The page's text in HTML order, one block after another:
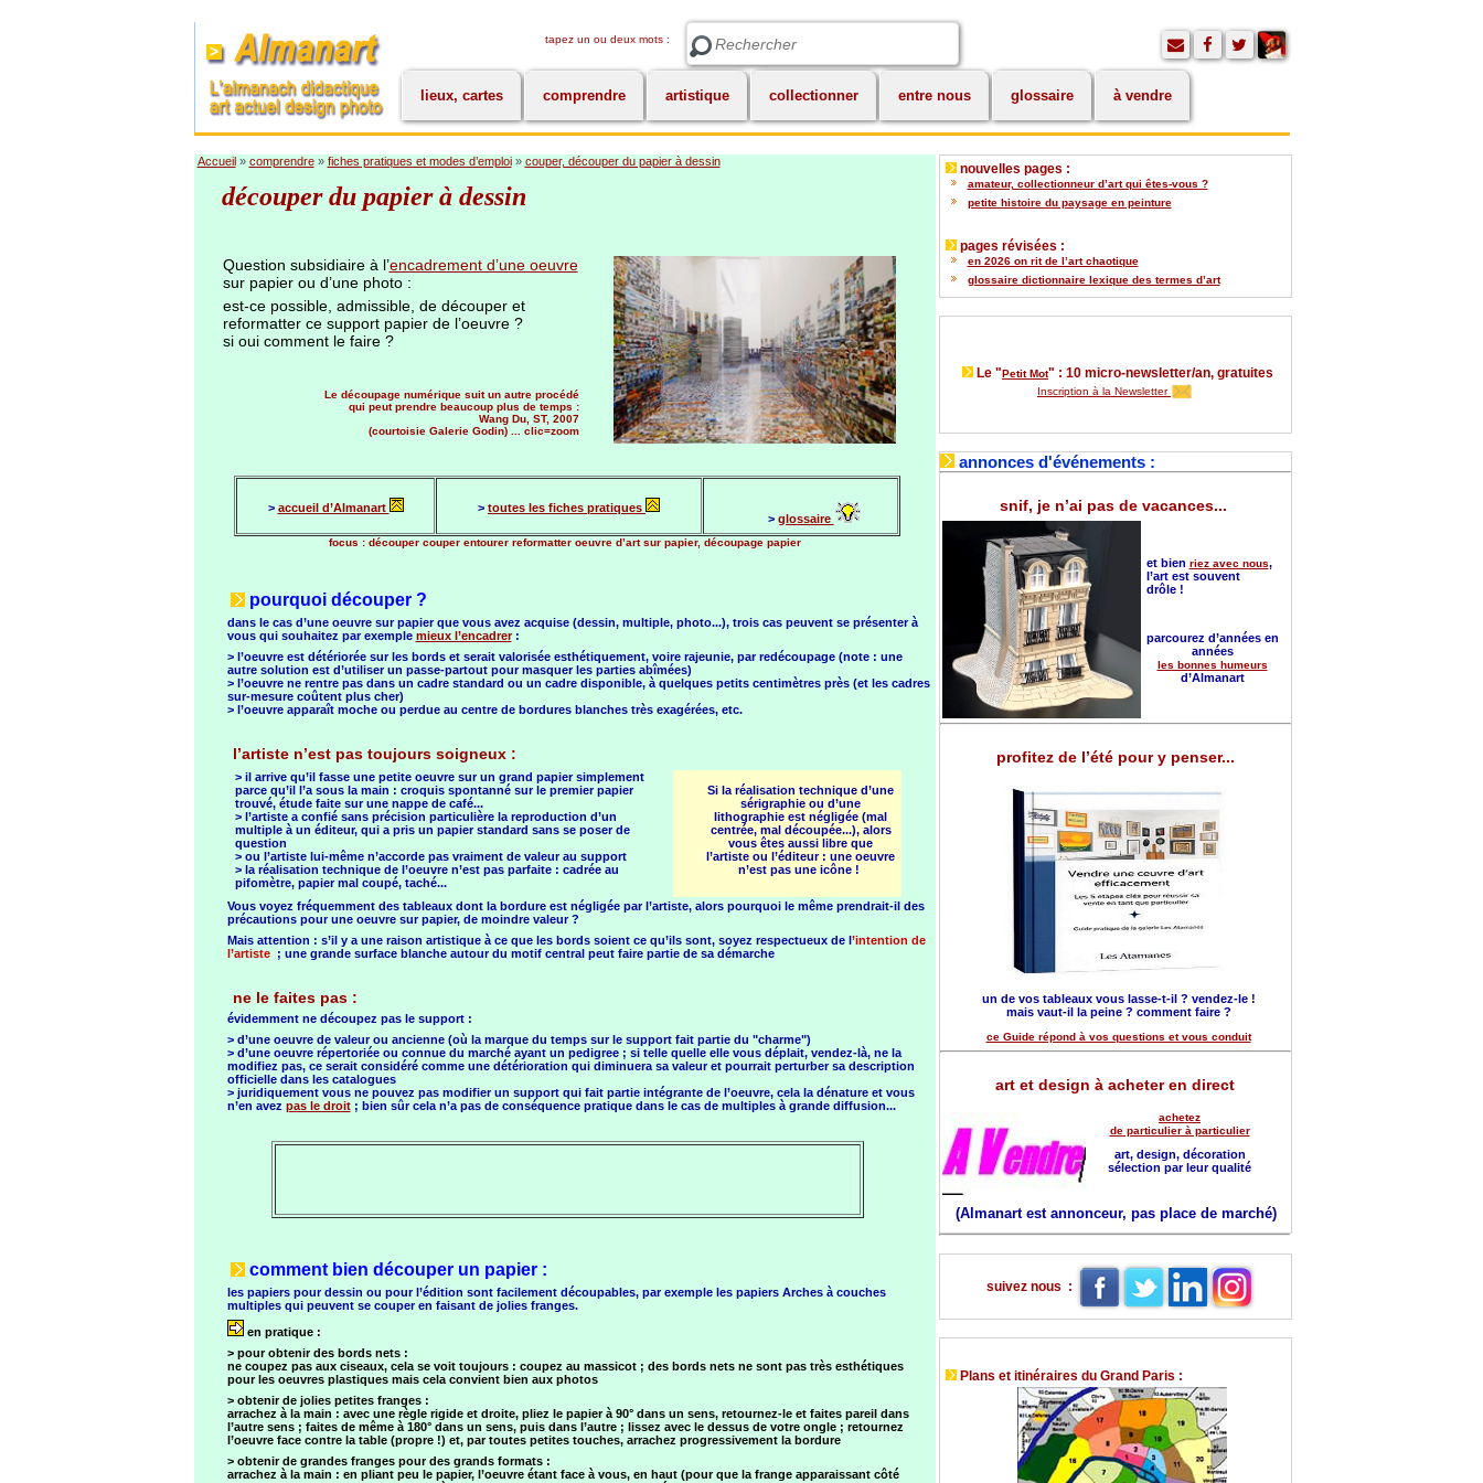
tapez un ou deux mots : Rechercher
lieux, cartes comprendre artistique collectionner entre nous glossaire à vendre
Accueil» comprendre» fiches pratiques et modes d’emploi» couper, découper du papier à dessin
découper du papier à dessin
Question subsidiaire à l’encadrement d’une oeuvre
sur papier ou d’une photo :
est-ce possible, admissible, de découper et
reformatter ce support papier de l’oeuvre ?
si oui comment le faire ?
Le découpage numérique suit un autre procédé
qui peut prendre beaucoup plus de temps :
Wang Du, ST, 2007
(courtoisie Galerie Godin) ... clic=zoom
> accueil d’Almanart > toutes les fiches pratiques
> glossaire
focus : découper couper entourer reformatter oeuvre d’art sur papier, découpage papier
pourquoi découper ?
dans le cas d’une oeuvre sur papier que vous avez acquise (dessin, multiple, photo...), trois cas peuvent se présenter à
vous qui souhaitez par exemple mieux l’encadrer:
> l’oeuvre est détériorée sur les bords et serait valorisée esthétiquement, voire rajeunie, par redécoupage (note : une
autre solution est d’utiliser un passe-partout pour masquer les parties abîmées)
> l’oeuvre ne rentre pas dans un cadre standard ou un cadre disponible, à quelques petits centimètres près (et les cadres
sur-mesure coûtent plus cher)
> l’oeuvre apparaît moche ou perdue au centre de bordures blanches très exagérées, etc.
l’artiste n’est pas toujours soigneux :
> il arrive qu’il fasse une petite oeuvre sur un grand papier simplement
parce qu’il l’a sous la main : croquis spontanné sur le premier papier
trouvé, étude faite sur une nappe de café...
> l’artiste a confié sans précision particulière la reproduction d’un
multiple à un éditeur, qui a pris un papier standard sans se poser de
question
> ou l’artiste lui-même n’accorde pas vraiment de valeur au support
> la réalisation technique de l’oeuvre n’est pas parfaite : cadrée au
pifomètre, papier mal coupé, taché...
Si la réalisation technique d’une
sérigraphie ou d’une
lithographie est négligée (mal
centrée, mal découpée...), alors
vous êtes aussi libre que
l’artiste ou l’éditeur : une oeuvre
n’est pas une icône !
Vous voyez fréquemment des tableaux dont la bordure est négligée par l’artiste, alors pourquoi le même prendrait-il des
précautions pour une oeuvre sur papier, de moindre valeur ?
Mais attention : s’il y a une raison artistique à ce que les bords soient ce qu’ils sont, soyez respectueux de l’intention de
l’artiste ; une grande surface blanche autour du motif central peut faire partie de sa démarche
ne le faites pas :
évidemment ne découpez pas le support :
> d’une oeuvre de valeur ou ancienne (où la marque du temps sur le support fait partie du "charme")
> d’une oeuvre répertoriée ou connue du marché ayant un pedigree ; si telle quelle elle vous déplait, vendez-là, ne la
modifiez pas, ce serait considéré comme une détérioration qui diminuera sa valeur et pourrait perturber sa description
officielle dans les catalogues
> juridiquement vous ne pouvez pas modifier un support qui fait partie intégrante de l’oeuvre, cela la dénature et vous
n’en avez pas le droit; bien sûr cela n’a pas de conséquence pratique dans le cas de multiples à grande diffusion...
comment bien découper un papier :
les papiers pour dessin ou pour l’édition sont facilement découpables, par exemple les papiers Arches à couches
multiples qui peuvent se couper en faisant de jolies franges.
en pratique :
> pour obtenir des bords nets :
ne coupez pas aux ciseaux, cela se voit toujours : coupez au massicot ; des bords nets ne sont pas très esthétiques
pour les oeuvres plastiques mais cela convient bien aux photos
> obtenir de jolies petites franges :
arrachez à la main : avec une règle rigide et droite, pliez le papier à 90° dans un sens, retournez-le et faites pareil dans
l’autre sens ; faites de même à 180° dans un sens, puis dans l’autre ; lissez avec le dessus de votre ongle ; retournez
l’oeuvre face contre la table (propre !) et, par toutes petites touches, arrachez progressivement la bordure
> obtenir de grandes franges pour des grands formats :
arrachez à la main : en pliant peu le papier, l’oeuvre étant face à vous, en haut (pour que la frange apparaissant côté
nouvelles pages :
amateur, collectionneur d’art qui êtes-vous ?
petite histoire du paysage en peinture
pages révisées :
en 2026 on rit de l’art chaotique
glossaire dictionnaire lexique des termes d’art
Le "Petit Mot" : 10 micro-newsletter/an, gratuites
Inscription à la Newsletter
annonces d'événements :
snif, je n’ai pas de vacances...
et bien riez avec nous,
l’art est souvent
drôle !
parcourez d’années en
années
les bonnes humeurs
d’Almanart
profitez de l’été pour y penser...
un de vos tableaux vous lasse-t-il ? vendez-le !
mais vaut-il la peine ? comment faire ?
ce Guide répond à vos questions et vous conduit
art et design à acheter en direct
achetez
de particulier à particulier
art, design, décoration
sélection par leur qualité
(Almanart est annonceur, pas place de marché)
suivez nous :
Plans et itinéraires du Grand Paris :